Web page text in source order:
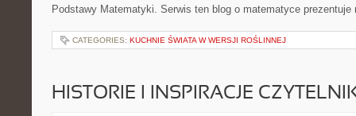
Podstawy Matematyki. Serwis ten blog o matematyce
CATEGORIES: KUCHNIE ŚWIATA W WERSJI ROŚLINNEJ
HISTORIE I INSPIRACJE